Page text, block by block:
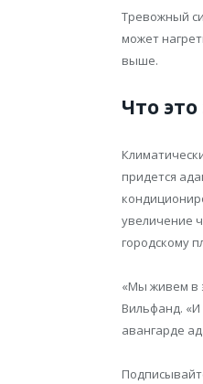
Тревожный
может
выше.
Что
придется
увеличение
городскому
«Мы живем в
Вильфанд.
авангарде